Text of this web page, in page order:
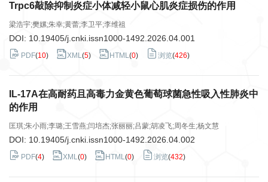
Trpc6敲除抑制炎症小体减轻小鼠心肌炎症损伤的作用
梁浩宇;樊嫘;朱幸;黄蕾;李卫平;李维祖
DOI: 10.19405/j.cnki.issn1000-1492.2026.04.001
PDF(10) XML(5) HTML(0) 浏览(426)
IL-17A在高耐药且高毒力金黄色葡萄球菌急性吸入性肺炎中
的作用
匡琪;朱小雨;李璐;王雪燕;闫培杰;张丽丽;吕蒙;胡凌飞;周冬生;杨文慧
DOI: 10.19405/j.cnki.issn1000-1492.2026.04.002
PDF(4) XML(0) HTML(0) 浏览(432)